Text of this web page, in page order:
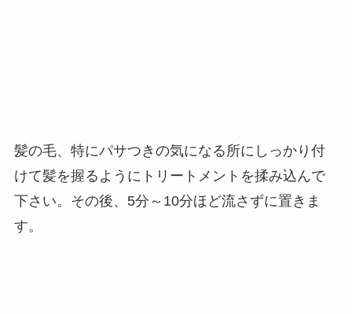
髪の毛、特にパサつきの気になる所にしっかり付
けて髪を握るようにトリートメントを揉み込んで
下さい。その後、5分～10分ほど流さずに置きま
す。